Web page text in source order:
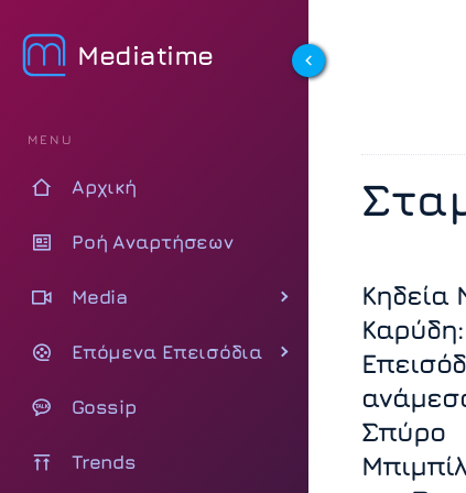
Mediatime
MENU
Αρχική
Ροή Αναρτήσεων
Media
Επόμενα Επεισόδια
Gossip
Trends
Κηδεία
Καρύδη:
Σπύρο